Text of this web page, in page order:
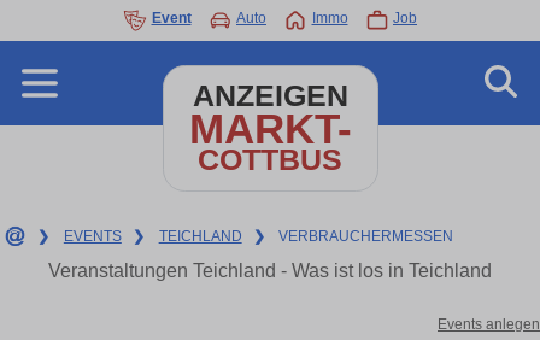
Event Auto Immo Job
ANZEIGEN
MARKT-
COTTBUS
❯ EVENTS ❯ TEICHLAND ❯ VERBRAUCHERMESSEN
Veranstaltungen Teichland - Was ist los in Teichland
Events anlegen